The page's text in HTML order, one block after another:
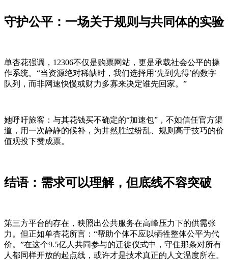
守护公平：一场关于规则与共同体的实验
单杏花强调，12306不仅是购票网站，更是承载社会公平的操
作系统。“当资源绝对稀缺时，我们选择用‘先到先得’的数字
队列，而非网速快慢或财力多寡来决定谁先回家。”
她呼吁旅客：与其花钱买不确定的“加速包”，不如信任官方渠
道，用一次静静的候补，为井然胜过纷乱、规则高于技巧的价
值观投下赞成票。
结语：需求可以理解，但底线不容突破
第三方平台的存在，映照出公共服务在高峰压力下的供需张
力。但正如单杏花所言：“帮助个体不应以牺牲整体公平为代
价。”在这个9.5亿人共同参与的迁徙仪式中，守住那条对所有
人都同样开放的起点线，或许才是技术真正的人文温度所在。